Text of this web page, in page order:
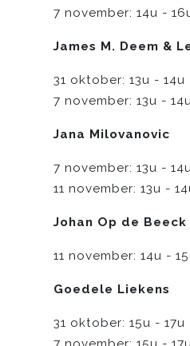
7 november: 14u -
James M. Deem &
31 oktober: 13u - 14u
7 november: 13u - 14u
Jana Milovanovic
7 november: 13u - 14u
11 november: 13u -
Johan Op de Beeck
11 november: 14u -
Goedele Liekens
31 oktober: 15u - 17u